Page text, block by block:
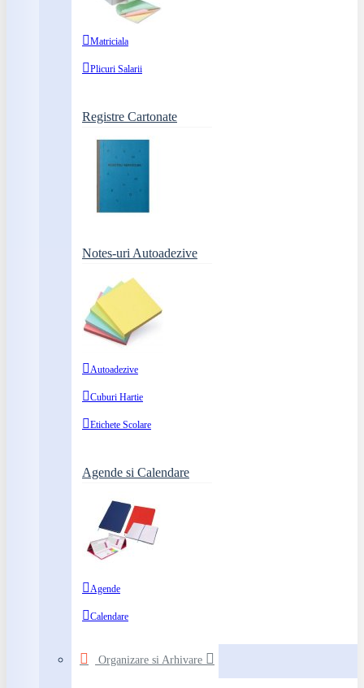
Matriciala
Plicuri Salarii
Registre Cartonate
Notes-uri Autoadezive
Autoadezive
Cuburi Hartie
Etichete Scolare
Agende si Calendare
Agende
Calendare
Organizare si Arhivare